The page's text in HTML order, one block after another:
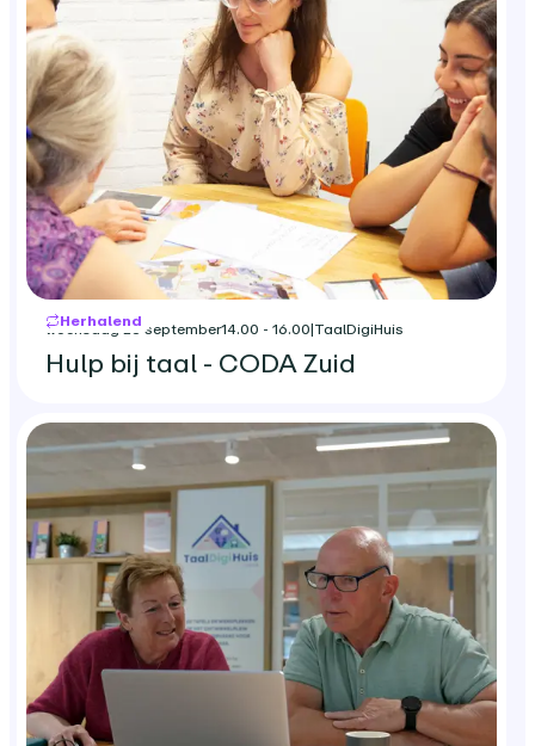
Herhalend
woensdag 23 september14.00 - 16.00|TaalDigiHuis
Hulp bij taal - CODA Zuid